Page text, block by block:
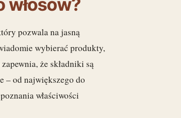
pozwala na jasną
wybierać produkty,
że składniki są
– od największego do
właściwości